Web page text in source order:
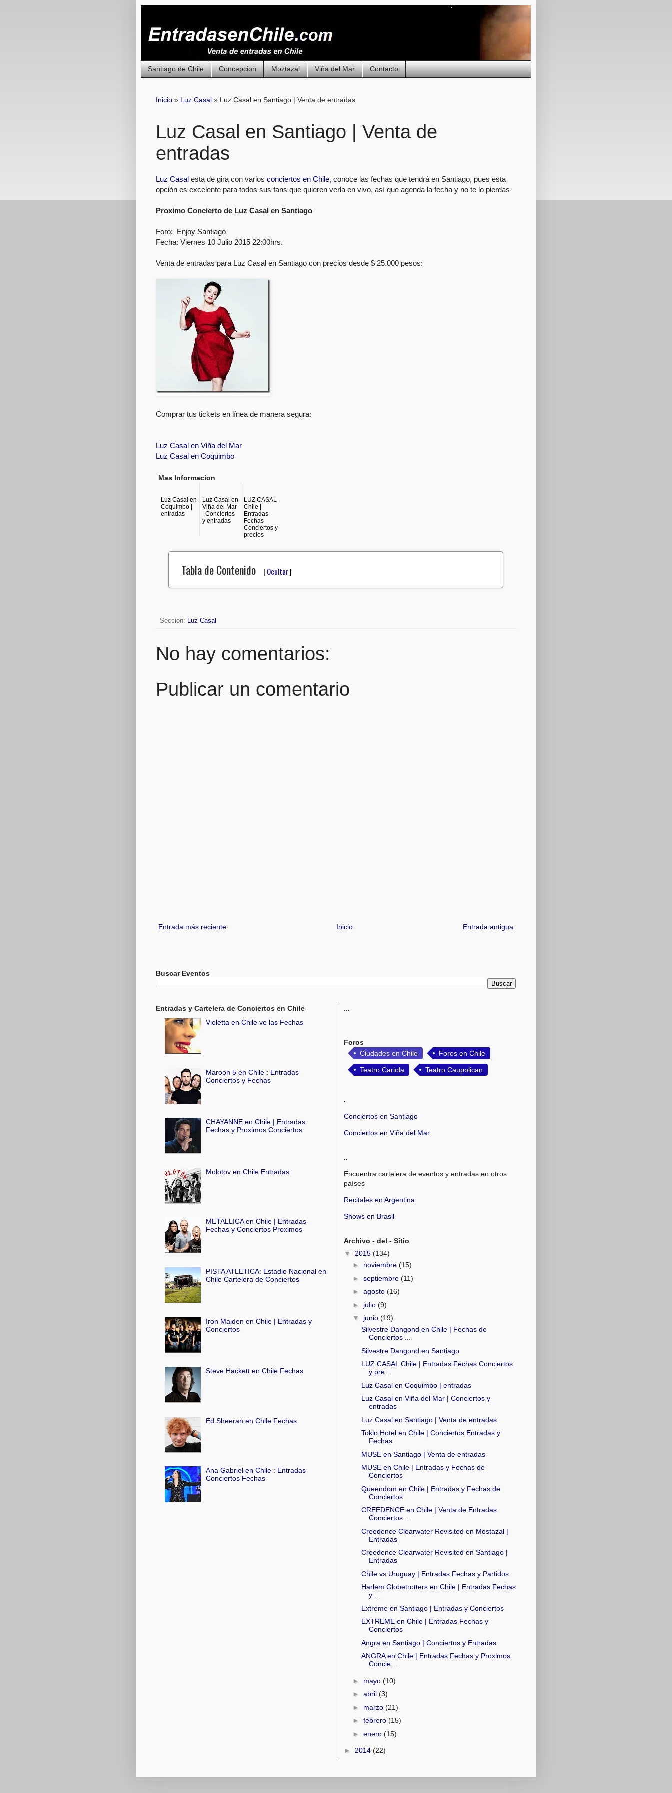
Santiago de Chile Concepcion Moztazal Viña del Mar Contacto
Inicio » Luz Casal » Luz Casal en Santiago | Venta de entradas
Luz Casal en Santiago | Venta de
entradas
Luz Casal esta de gira con varios conciertos en Chile, conoce las fechas que tendrá en Santiago, pues esta
opción es excelente para todos sus fans que quieren verla en vivo, así que agenda la fecha y no te lo pierdas
Proximo Concierto de Luz Casal en Santiago
Foro: Enjoy Santiago
Fecha: Viernes 10 Julio 2015 22:00hrs.
Venta de entradas para Luz Casal en Santiago con precios desde $ 25.000 pesos:
Comprar tus tickets en línea de manera segura:
Luz Casal en Viña del Mar
Luz Casal en Coquimbo
Mas Informacion
Luz Casal en
Coquimbo |
entradas
Luz Casal en
Viña del Mar
| Conciertos
y entradas
LUZ CASAL
Chile |
Entradas
Fechas
Conciertos y
precios
Tabla de Contenido [Ocultar]
Seccion: Luz Casal
No hay comentarios:
Publicar un comentario
Entrada más reciente Entrada antigua
Inicio
Buscar Eventos
Entradas y Cartelera de Conciertos en Chile
Violetta en Chile ve las Fechas
Maroon 5 en Chile : Entradas
Conciertos y Fechas
CHAYANNE en Chile | Entradas
Fechas y Proximos Conciertos
Molotov en Chile Entradas
METALLICA en Chile | Entradas
Fechas y Conciertos Proximos
PISTA ATLETICA: Estadio Nacional en
Chile Cartelera de Conciertos
Iron Maiden en Chile | Entradas y
Conciertos
Steve Hackett en Chile Fechas
Ed Sheeran en Chile Fechas
Ana Gabriel en Chile : Entradas
Conciertos Fechas
...
Foros
Ciudades en Chile
Foros en Chile
Teatro Cariola Teatro Caupolican
.
Conciertos en Santiago
Conciertos en Viña del Mar
..
Encuentra cartelera de eventos y entradas en otros
países
Recitales en Argentina
Shows en Brasil
Archivo - del - Sitio
▼ 2015 (134)
► noviembre (15)
► septiembre (11)
► agosto (16)
► julio (9)
▼ junio (19)
Silvestre Dangond en Chile | Fechas de
Conciertos ...
Silvestre Dangond en Santiago
LUZ CASAL Chile | Entradas Fechas Conciertos
y pre...
Luz Casal en Coquimbo | entradas
Luz Casal en Viña del Mar | Conciertos y
entradas
Luz Casal en Santiago | Venta de entradas
Tokio Hotel en Chile | Conciertos Entradas y
Fechas
MUSE en Santiago | Venta de entradas
MUSE en Chile | Entradas y Fechas de
Conciertos
Queendom en Chile | Entradas y Fechas de
Conciertos
CREEDENCE en Chile | Venta de Entradas
Conciertos ...
Creedence Clearwater Revisited en Mostazal |
Entradas
Creedence Clearwater Revisited en Santiago |
Entradas
Chile vs Uruguay | Entradas Fechas y Partidos
Harlem Globetrotters en Chile | Entradas Fechas
y ...
Extreme en Santiago | Entradas y Conciertos
EXTREME en Chile | Entradas Fechas y
Conciertos
Angra en Santiago | Conciertos y Entradas
ANGRA en Chile | Entradas Fechas y Proximos
Concie...
► mayo (10)
► abril (3)
► marzo (21)
► febrero (15)
► enero (15)
► 2014 (22)